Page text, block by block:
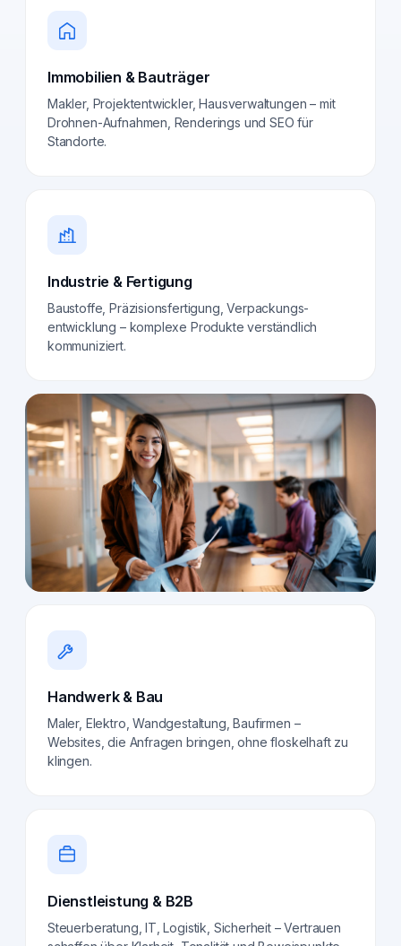
Immobilien & Bauträger
Makler, Projektentwickler, Hausverwaltungen – mit
Drohnen-Aufnahmen, Renderings und SEO für
Standorte.
Industrie & Fertigung
Baustoffe, Präzisionsfertigung, Verpackungs­
entwicklung – komplexe Produkte verständlich
kommuniziert.
Handwerk & Bau
Maler, Elektro, Wandgestaltung, Baufirmen –
Websites, die Anfragen bringen, ohne floskelhaft zu
klingen.
Dienstleistung & B2B
Steuerberatung, IT, Logistik, Sicherheit – Vertrauen